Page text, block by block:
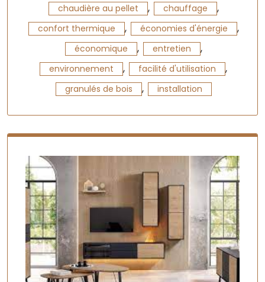
chaudière au pellet , chauffage ,
confort thermique , économies d'énergie ,
économique , entretien ,
environnement , facilité d'utilisation ,
granulés de bois , installation